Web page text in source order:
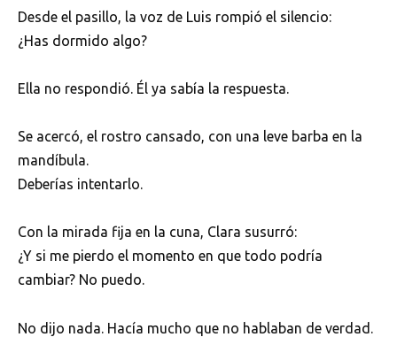
Desde el pasillo, la voz de Luis rompió el silencio:
¿Has dormido algo?
Ella no respondió. Él ya sabía la respuesta.
Se acercó, el rostro cansado, con una leve barba en la
mandíbula.
Deberías intentarlo.
Con la mirada fija en la cuna, Clara susurró:
¿Y si me pierdo el momento en que todo podría
cambiar? No puedo.
No dijo nada. Hacía mucho que no hablaban de verdad.